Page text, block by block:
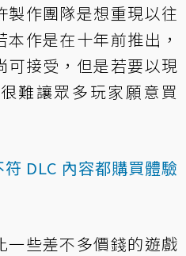
製作團隊是想重現以往
作是在十年前推出，
可接受，但是若要以現
難讓眾多玩家願意買
DLC 內容都購買體驗
一些差不多價錢的遊戲